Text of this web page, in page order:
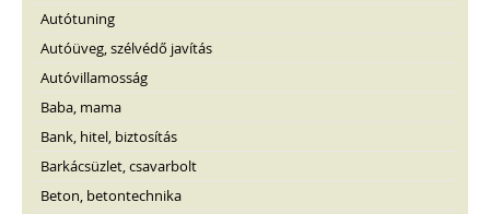
Autótuning
Autóüveg, szélvédő javítás
Autóvillamosság
Baba, mama
Bank, hitel, biztosítás
Barkácsüzlet, csavarbolt
Beton, betontechnika